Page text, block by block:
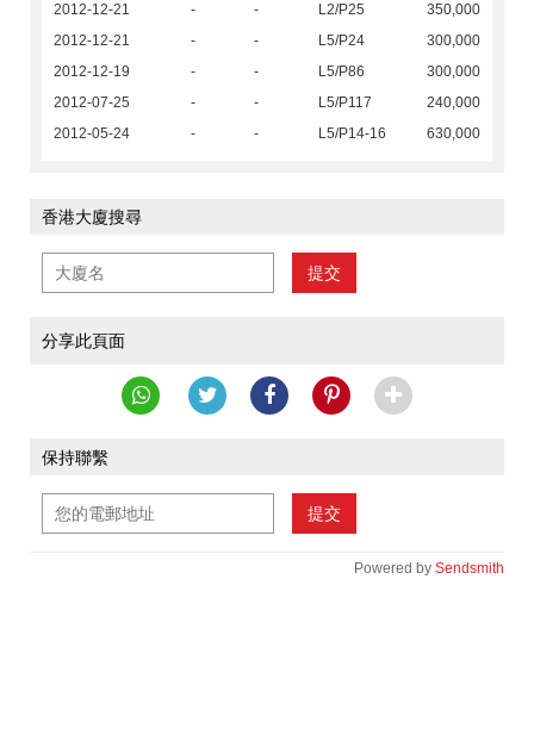
2012-12-21
- - L2/P25
350,000
2012-12-21
- - L5/P24
300,000
2012-12-19
- - L5/P86
300,000
2012-07-25
- - L5/P117
240,000
2012-05-24
- - L5/P14-16 630,000
香港大廈搜尋
提交
分享此頁面
保持聯繫
提交
Powered by Sendsmith